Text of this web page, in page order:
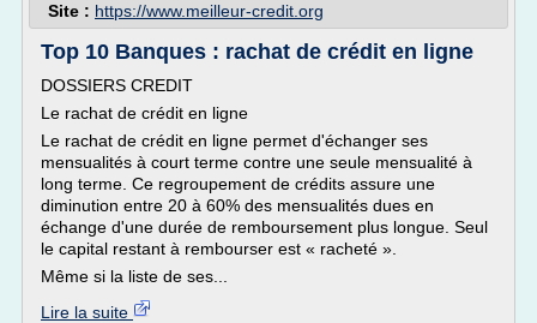
Site : https://www.meilleur-credit.org
Top 10 Banques : rachat de crédit en ligne
DOSSIERS CREDIT
Le rachat de crédit en ligne
Le rachat de crédit en ligne permet d'échanger ses
mensualités à court terme contre une seule mensualité à
long terme. Ce regroupement de crédits assure une
diminution entre 20 à 60% des mensualités dues en
échange d'une durée de remboursement plus longue. Seul
le capital restant à rembourser est « racheté ».
Même si la liste de ses...
Lire la suite